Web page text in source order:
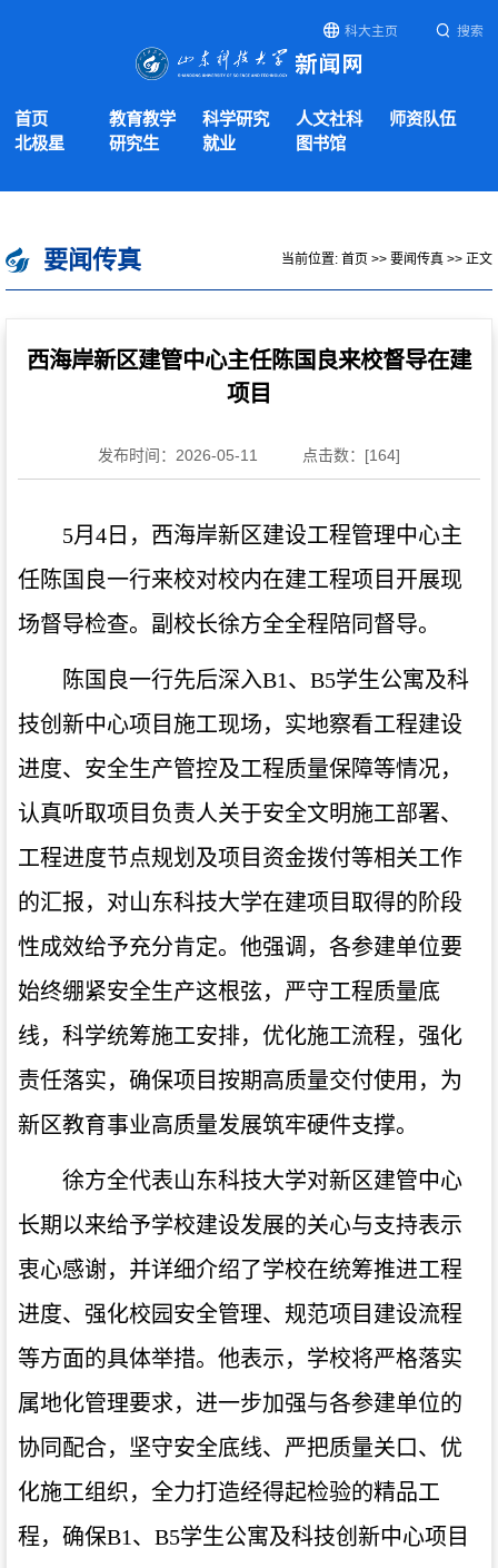
科大主页 搜索
首页 教育教学 科学研究 人文社科
师资队伍
北极星
研究生 就业 图书馆
要闻传真 当前位置: 首页 >> 要闻传真 >> 正文
西海岸新区建管中心主任陈国良来校督导在建
项目
发布时间：2026-05-11 点击数：[164]
5月4日，西海岸新区建设工程管理中心主
任陈国良一行来校对校内在建工程项目开展现
场督导检查。副校长徐方全全程陪同督导。
陈国良一行先后深入B1、B5学生公寓及科
技创新中心项目施工现场，实地察看工程建设
进度、安全生产管控及工程质量保障等情况，
认真听取项目负责人关于安全文明施工部署、
工程进度节点规划及项目资金拨付等相关工作
的汇报，对山东科技大学在建项目取得的阶段
性成效给予充分肯定。他强调，各参建单位要
始终绷紧安全生产这根弦，严守工程质量底
线，科学统筹施工安排，优化施工流程，强化
责任落实，确保项目按期高质量交付使用，为
新区教育事业高质量发展筑牢硬件支撑。
徐方全代表山东科技大学对新区建管中心
长期以来给予学校建设发展的关心与支持表示
衷心感谢，并详细介绍了学校在统筹推进工程
进度、强化校园安全管理、规范项目建设流程
等方面的具体举措。他表示，学校将严格落实
属地化管理要求，进一步加强与各参建单位的
协同配合，坚守安全底线、严把质量关口、优
化施工组织，全力打造经得起检验的精品工
程，确保B1、B5学生公寓及科技创新中心项目